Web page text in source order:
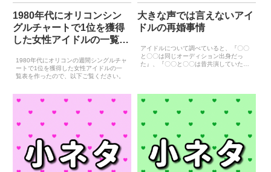
1980年代にオリコンシン
グルチャートで1位を獲得
した女性アイドルの一覧
1980年代にオリコンの週間シングルチャ
ートで1位を獲得した女性アイドルの一
覧表を作ったので、以下ご覧ください。
大きな声では言えないアイ
ドルの再婚事情
アイドルについて調べていると、『〇〇
と〇〇は同じオーディション出身だっ
た』、『〇〇と〇〇は昔共演していた』
中には扱いづらい共通点もあ...